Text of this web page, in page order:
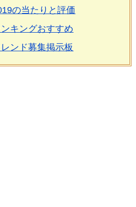
の当たりと評価
キングおすすめ
レンド募集掲示板